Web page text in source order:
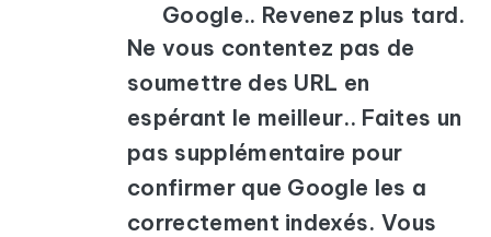
Google.. Revenez plus tard.
Ne vous contentez pas de
soumettre des URL en
espérant le meilleur.. Faites un
pas supplémentaire pour
confirmer que Google les a
correctement indexés. Vous